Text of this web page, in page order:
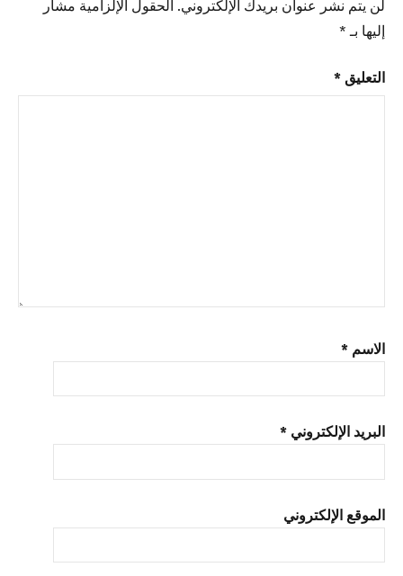
لن يتم نشر عنوان بريدك الإلكتروني. الحقول الإلزامية مشار
إليها بـ *
التعليق *
الاسم *
البريد الإلكتروني *
الموقع الإلكتروني